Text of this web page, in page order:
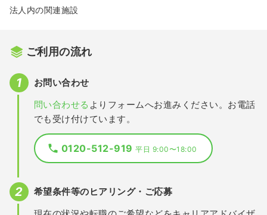
法人内の関連施設
ご利用の流れ
お問い合わせ
問い合わせる よりフォームへお進みください。お電話
でも受け付けています。
0120-512-919平日 9:00〜18:00
希望条件等のヒアリング・ご応募